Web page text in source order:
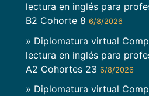
lectura en inglés para
B2 Cohorte 8 6/8/2026
» Diplomatura virtual
lectura en inglés para
A2 Cohortes 23 6/8/2026
» Diplomatura virtual